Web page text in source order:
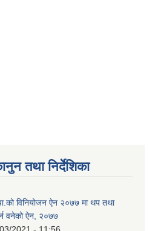
तथा निर्देशिका
विनियोजन ऐन २०७७ मा थप तथा
वनेको ऐन, २०७७